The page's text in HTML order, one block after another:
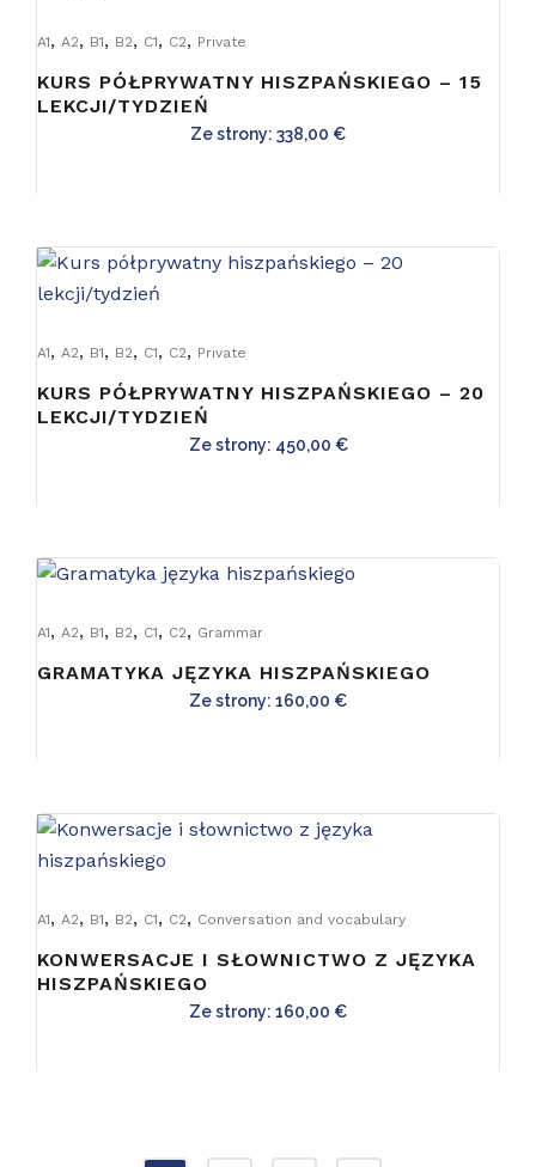
A1, A2, B1, B2, C1, C2, Private
KURS PÓŁPRYWATNY HISZPAŃSKIEGO – 15
LEKCJI/TYDZIEŃ
Ze strony: 338,00 €
A1, A2, B1, B2, C1, C2, Private
KURS PÓŁPRYWATNY HISZPAŃSKIEGO – 20
LEKCJI/TYDZIEŃ
Ze strony: 450,00 €
A1, A2, B1, B2, C1, C2, Grammar
GRAMATYKA JĘZYKA HISZPAŃSKIEGO
Ze strony: 160,00 €
A1, A2, B1, B2, C1, C2, Conversation and vocabulary
KONWERSACJE I SŁOWNICTWO Z JĘZYKA
HISZPAŃSKIEGO
Ze strony: 160,00 €